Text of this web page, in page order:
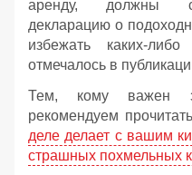
аренду, должны
декларацию о
избежать каких-
отмечалось в
Тем, кому важен
рекомендуем
деле делает с вашим
страшных похмельных